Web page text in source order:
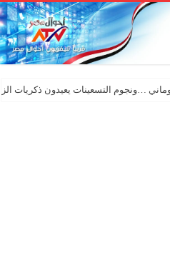
…ونجوم التسعينات يعيدون ذكريات